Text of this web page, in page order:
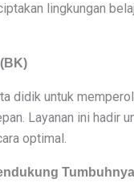
lingkungan
didik untuk
Layanan ini
optimal.